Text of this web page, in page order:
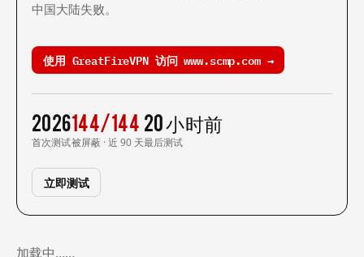
中国大陆失败。
使用 GreatFireVPN 访问 www.scmp.com →
2026
首次测试
144/144
被屏蔽 · 近 90 天
20 小时前
最后测试
立即测试
加载中……